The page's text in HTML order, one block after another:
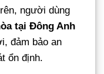
người dùng
tại Đông Anh
đảm bảo an
ổn định.